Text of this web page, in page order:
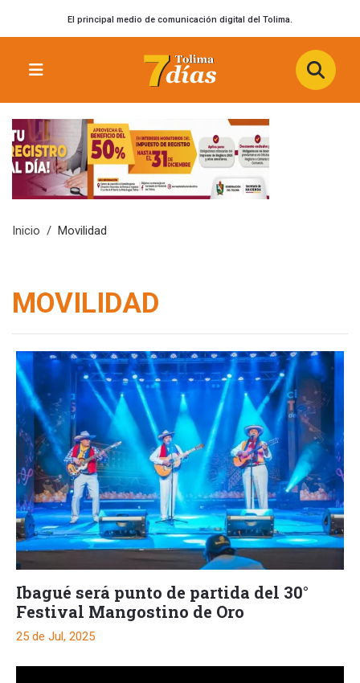
El principal medio de comunicación digital del Tolima.
Inicio Movilidad
MOVILIDAD
Ibagué será punto de partida del 30°
Festival Mangostino de Oro
25 de Jul, 2025